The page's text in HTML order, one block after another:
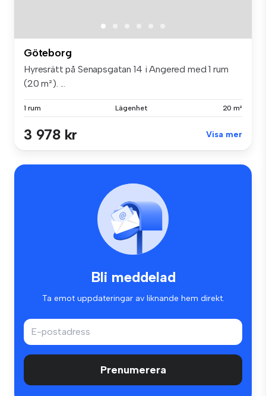
Göteborg
Hyresrätt på Senapsgatan 14 i Angered med 1 rum
(20 m²). ...
1 rum Lägenhet 20 m²
3 978 kr Visa mer
Bli meddelad
Ta emot uppdateringar av liknande hem direkt.
Prenumerera